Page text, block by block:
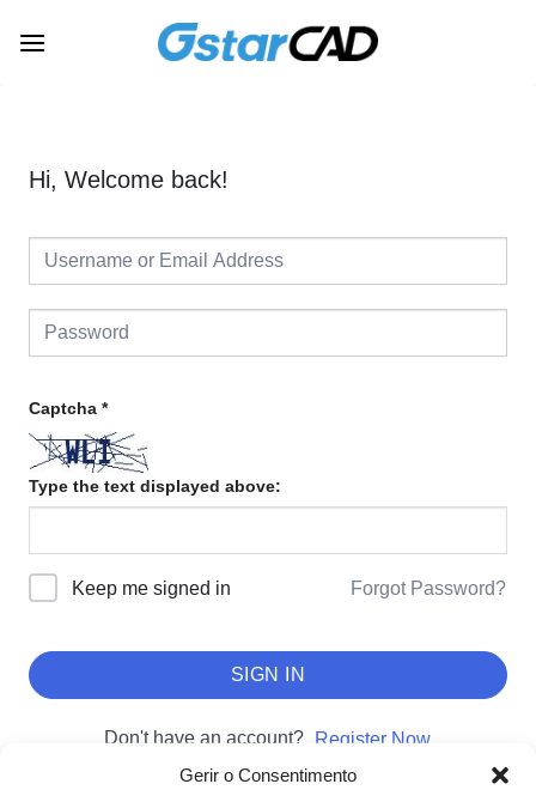
Gerir o Consentimento
Hi, Welcome back!
Captcha *
Type the text displayed above:
Keep me signed in Forgot Password?
SIGN IN
Don't have an account? Register Now